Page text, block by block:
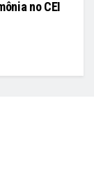
no CEI